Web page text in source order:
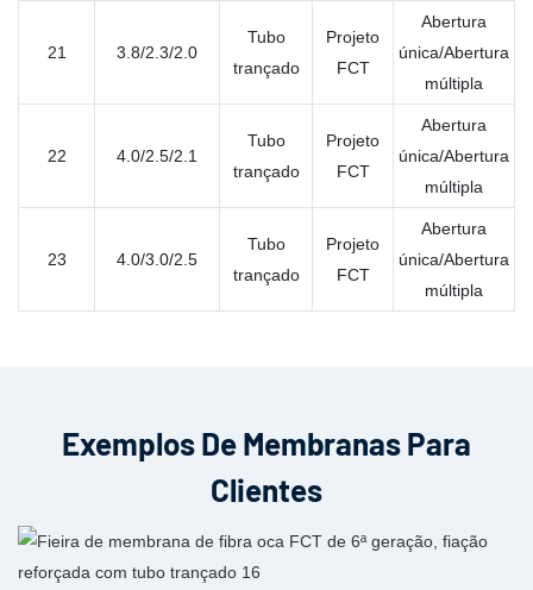
21 3.8/2.3/2.0
Tubo
trançado
Projeto
FCT
Abertura
única/Abertura
múltipla
22 4.0/2.5/2.1
Tubo
trançado
Projeto
FCT
Abertura
única/Abertura
múltipla
23 4.0/3.0/2.5
Tubo
trançado
Projeto
FCT
Abertura
única/Abertura
múltipla
Exemplos De Membranas Para
Clientes